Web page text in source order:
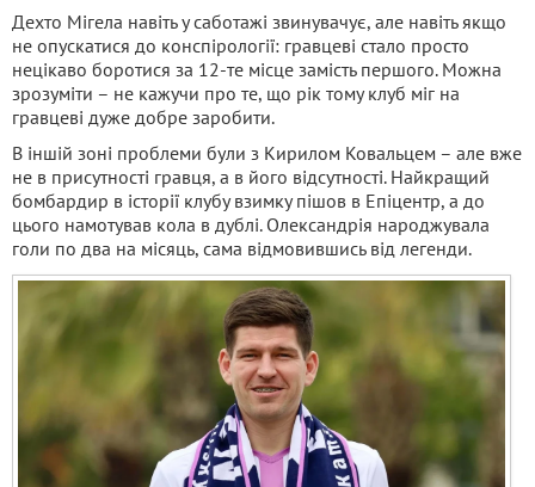
Дехто Мігела навіть у саботажі звинувачує, але навіть якщо
не опускатися до конспірології: гравцеві стало просто
нецікаво боротися за 12-те місце замість першого. Можна
зрозуміти – не кажучи про те, що рік тому клуб міг на
гравцеві дуже добре заробити.
В іншій зоні проблеми були з Кирилом Ковальцем – але вже
не в присутності гравця, а в його відсутності. Найкращий
бомбардир в історії клубу взимку пішов в Епіцентр, а до
цього намотував кола в дублі. Олександрія народжувала
голи по два на місяць, сама відмовившись від легенди.